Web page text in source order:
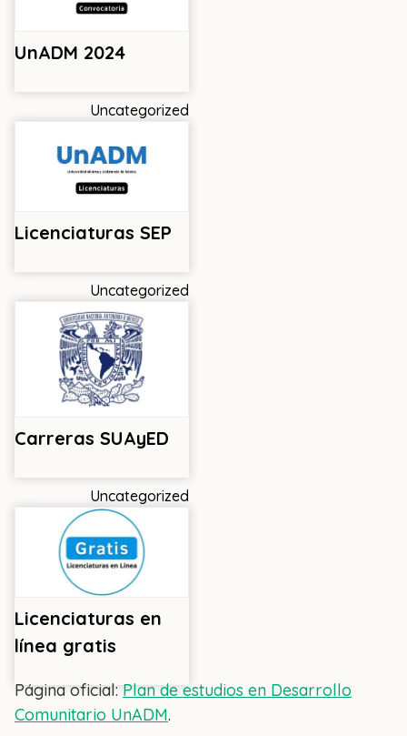
UnADM 2024
Uncategorized
Licenciaturas SEP
Uncategorized
Carreras SUAyED
Uncategorized
Licenciaturas en
línea gratis
Página oficial: Plan de estudios en Desarrollo
Comunitario UnADM.